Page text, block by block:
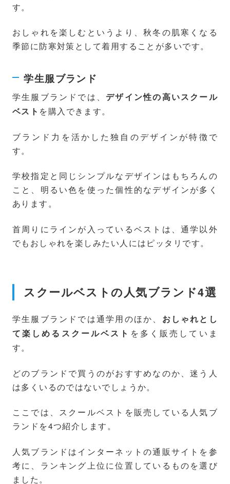
す。
おしゃれを楽しむというより、秋冬の肌寒くなる
季節に防寒対策として着用することが多いです。
学生服ブランド
学生服ブランドでは、 デザイン性の高いスクール
ベスト を購入できます。
ブランド力を活かした独自のデザインが特徴で
す。
学校指定と同じシンプルなデザインはもちろんの
こと、明るい色を使った個性的なデザインが多く
あります。
首周りにラインが入っているベストは、通学以外
でもおしゃれを楽しみたい人にはピッタリです。
スクールベストの人気ブランド4選
学生服ブランドでは通学用のほか、 おしゃれとし
て楽しめるスクールベスト を多く販売していま
す。
どのブランドで買うのがおすすめなのか、迷う人
は多くいるのではないでしょうか。
ここでは、スクールベストを販売している人気ブ
ランドを4つ紹介します。
人気ブランドはインターネットの通販サイトを参
考に、ランキング上位に位置しているものを選び
ました。